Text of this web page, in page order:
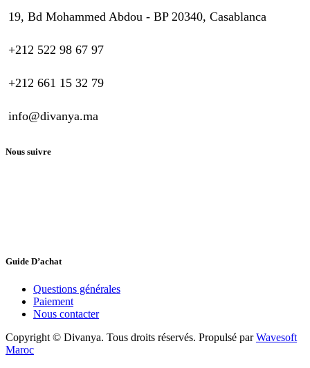
19, Bd Mohammed Abdou - BP 20340, Casablanca
+212 522 98 67 97
+212 661 15 32 79
info@divanya.ma
Nous suivre
Guide D’achat
Questions générales
Paiement
Nous contacter
Copyright © Divanya. Tous droits réservés. Propulsé parWavesoft
Maroc